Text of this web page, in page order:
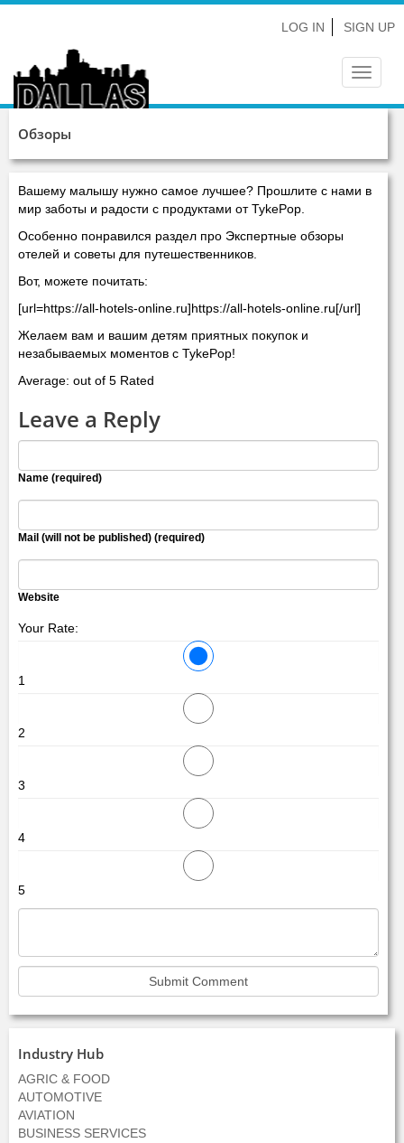
LOG IN SIGN UP
Toggle
Обзоры
Вашему малышу нужно самое лучшее? Прошлите с нами в
мир заботы и радости с продуктами от TykePop.
Особенно понравился раздел про Экспертные обзоры
отелей и советы для путешественников.
Вот, можете почитать:
[url=https://all-hotels-online.ru]https://all-hotels-online.ru[/url]
Желаем вам и вашим детям приятных покупок и
незабываемых моментов с TykePop!
Average: out of 5 Rated
Leave a Reply
Name (required)
Mail (will not be published) (required)
Website
Your Rate:
1
2
3
4
5
Industry Hub
AGRIC & FOOD
AUTOMOTIVE
AVIATION
BUSINESS SERVICES